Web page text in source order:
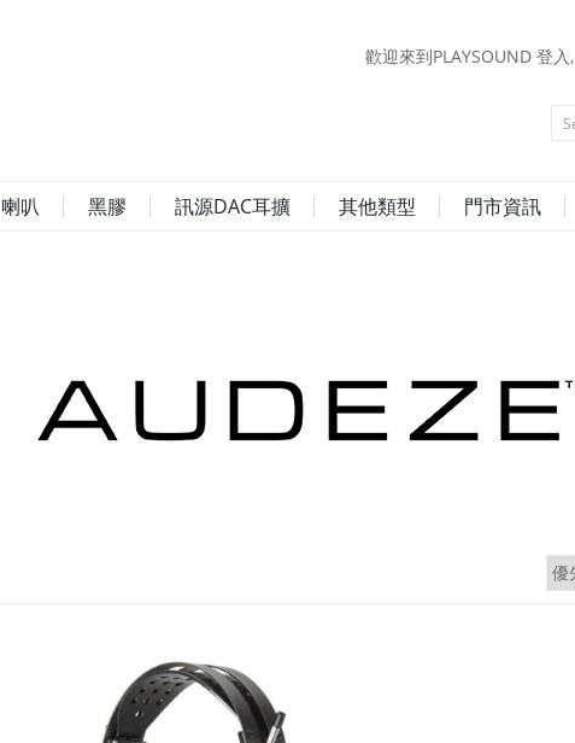
歡迎來到PLAYSOUND 登入,
喇叭 黑膠 訊源DAC耳擴 其他類型 門市資訊